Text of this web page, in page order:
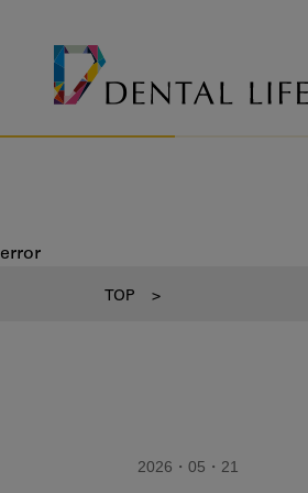
error
TOP >
2026・05・21